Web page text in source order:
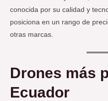
conocida por su calidad y
posiciona en un rango de
otras marcas.
Drones más
Ecuador